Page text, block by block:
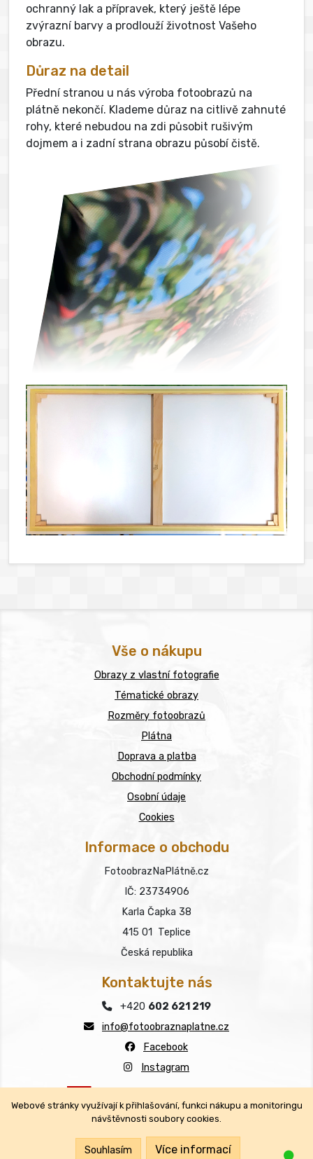
ochranný lak a přípravek, který ještě lépe
zvýrazní barvy a prodlouží životnost Vašeho
obrazu.
Důraz na detail
Přední stranou u nás výroba fotoobrazů na
plátně nekončí. Klademe důraz na citlivě zahnuté
rohy, které nebudou na zdi působit rušivým
dojmem a i zadní strana obrazu působí čistě.
Kontaktujte nás
+420 602 621 219
info@fotoobraznaplatne.cz
Facebook
Instagram
Všechna práva vyhrazena.
Vše o nákupu
Obrazy z vlastní fotografie
Tématické obrazy
Rozměry fotoobrazů
Plátna
Doprava a platba
Obchodní podmínky
Osobní údaje
Cookies
Informace o obchodu
FotoobrazNaPlátně.cz
IČ: 23734906
Karla Čapka 38
415 01 Teplice
Česká republika
Webové stránky využívají k přihlašování, funkci nákupu a monitoringu
návštěvnosti soubory cookies.
Souhlasím Více informací